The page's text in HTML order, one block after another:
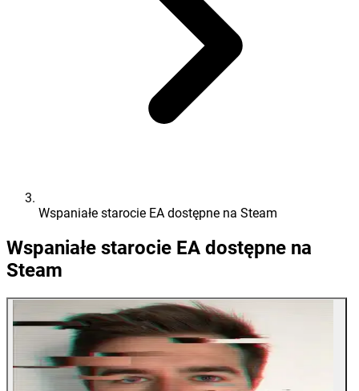
Wspaniałe starocie EA dostępne na Steam
Wspaniałe starocie EA dostępne na
Steam